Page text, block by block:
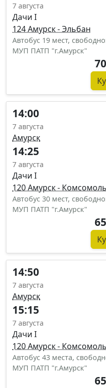
7 августа
Дачи I
124 Амурск - Эльбан
Автобус 19 мест,
МУП ПАТП "г.Амурск"
14:00
7 августа
Амурск
14:25
7 августа
Дачи I
120 Амурск -
Автобус 30 мест,
МУП ПАТП "г.Амурск"
14:50
7 августа
Амурск
15:15
7 августа
Дачи I
120 Амурск -
Автобус 43 места,
МУП ПАТП "г.Амурск"